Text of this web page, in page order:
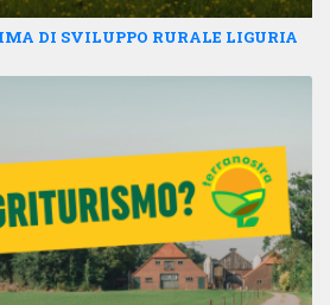
DI SVILUPPO RURALE LIGURIA